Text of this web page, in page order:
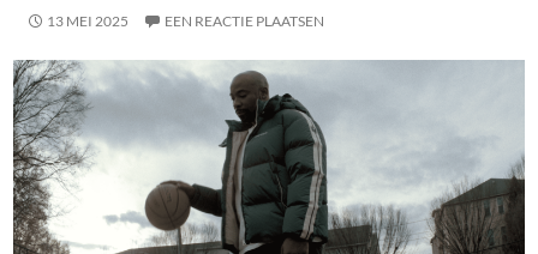
13 MEI 2025 EEN REACTIE PLAATSEN